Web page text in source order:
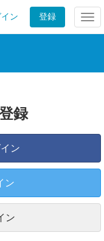
ン 登録
録
ン
ン
ン